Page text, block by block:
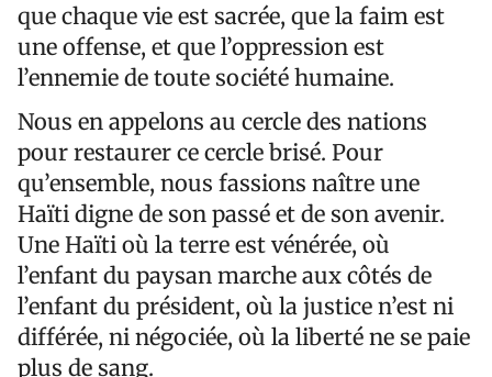
que chaque vie est sacrée, que la faim est
une offense, et que l’oppression est
l’ennemie de toute société humaine.
Nous en appelons au cercle des nations
pour restaurer ce cercle brisé. Pour
qu’ensemble, nous fassions naître une
Haïti digne de son passé et de son avenir.
Une Haïti où la terre est vénérée, où
l’enfant du paysan marche aux côtés de
l’enfant du président, où la justice n’est ni
différée, ni négociée, où la liberté ne se paie
plus de sang.